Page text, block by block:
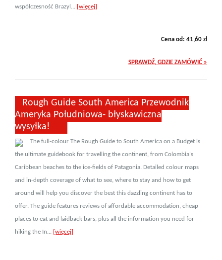
współczesność Brazyl... [więcej]
Cena od: 41,60 zł
SPRAWDŹ, GDZIE ZAMÓWIĆ »
Rough Guide South America Przewodnik
Ameryka Południowa- błyskawiczna
wysyłka!
The full-colour The Rough Guide to South America on a Budget is
the ultimate guidebook for travelling the continent, from Colombia's
Caribbean beaches to the ice-fields of Patagonia. Detailed colour maps
and in-depth coverage of what to see, where to stay and how to get
around will help you discover the best this dazzling continent has to
offer. The guide features reviews of affordable accommodation, cheap
places to eat and laidback bars, plus all the information you need for
hiking the In... [więcej]